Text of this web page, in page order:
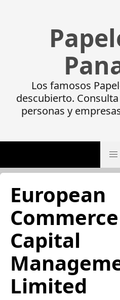
Los famosos
descubierto.
personas y
European
Capital
Limited